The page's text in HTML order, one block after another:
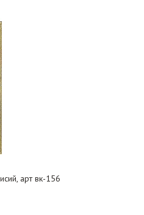
арт вк-156